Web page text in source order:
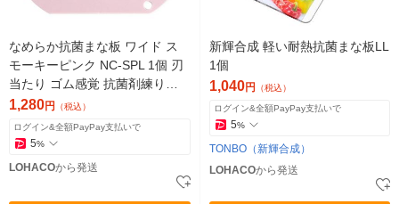
なめらか抗菌まな板 ワイド ス
モーキーピンク NC-SPL 1個 刃
当たり ゴム感覚 抗菌剤練り込
み かまぼこ型 伊原企販
1,280円 （税込）
ログイン&全額PayPay支払いで
5%
LOHACOから発送
新輝合成 軽い耐熱抗菌まな板LL
1個
1,040円 （税込）
ログイン&全額PayPay支払いで
5%
TONBO（新輝合成）
LOHACOから発送